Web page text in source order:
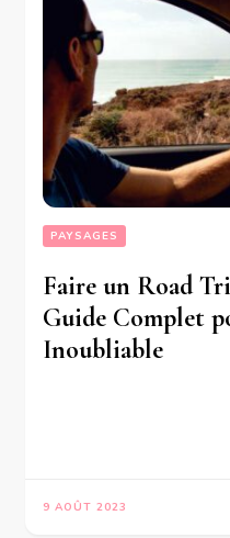
PAYSAGES
Faire un Road
Guide Complet
Inoubliable
9 AOÛT 2023